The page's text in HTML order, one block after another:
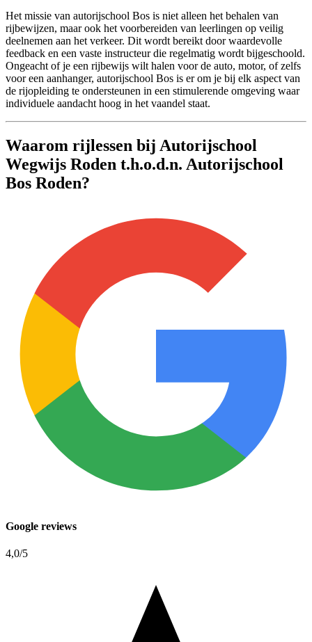
Het missie van autorijschool Bos is niet alleen het behalen van
rijbewijzen, maar ook het voorbereiden van leerlingen op veilig
deelnemen aan het verkeer. Dit wordt bereikt door waardevolle
feedback en een vaste instructeur die regelmatig wordt bijgeschoold.
Ongeacht of je een rijbewijs wilt halen voor de auto, motor, of zelfs
voor een aanhanger, autorijschool Bos is er om je bij elk aspect van
de rijopleiding te ondersteunen in een stimulerende omgeving waar
individuele aandacht hoog in het vaandel staat.
Waarom rijlessen bij Autorijschool
Wegwijs Roden t.h.o.d.n. Autorijschool
Bos Roden?
Google reviews
4,0/5